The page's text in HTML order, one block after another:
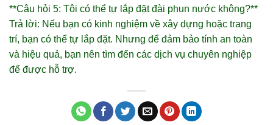
**Câu hỏi 5: Tôi có thể tự lắp đặt đài phun nước không?**
Trả lời: Nếu bạn có kinh nghiệm về xây dựng hoặc trang
trí, bạn có thể tự lắp đặt. Nhưng để đảm bảo tính an toàn
và hiệu quả, bạn nên tìm đến các dịch vụ chuyên nghiệp
để được hỗ trợ.